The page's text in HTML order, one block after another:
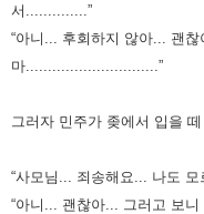
서..............”
“아니... 후회하지 않아... 괜
마..............................”
그러자 민주가 좆에서 입을 떼
“사모님... 죄송해요... 나도
“아니... 괜찮아... 그러고 보